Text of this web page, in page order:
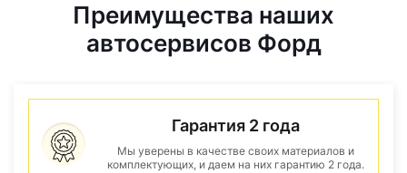
Преимущества наших
автосервисов Форд
Гарантия 2 года
Мы уверены в качестве своих материалов и
комплектующих, и даем на них гарантию 2 года.